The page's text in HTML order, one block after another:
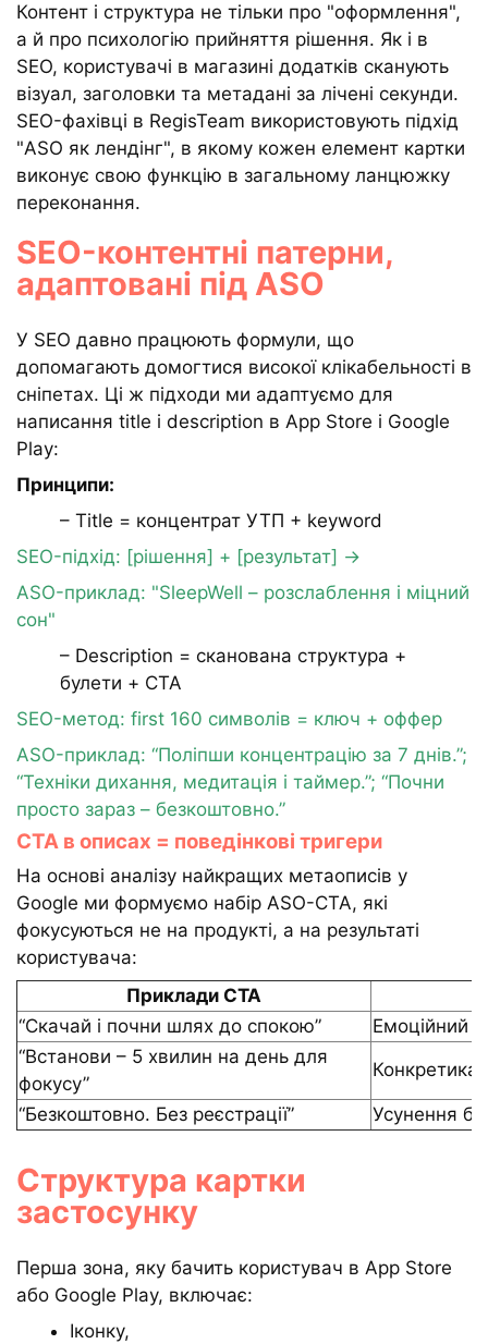
Контент і структура не тільки про "оформлення",
а й про психологію прийняття рішення. Як і в
SEO, користувачі в магазині додатків сканують
візуал, заголовки та метадані за лічені секунди.
SEO-фахівці в RegisTeam використовують підхід
"ASO як лендінг", в якому кожен елемент картки
виконує свою функцію в загальному ланцюжку
переконання.
SEO-контентні патерни,
адаптовані під ASO
У SEO давно працюють формули, що
допомагають домогтися високої клікабельності в
сніпетах. Ці ж підходи ми адаптуємо для
написання title і description в App Store і Google
Play:
Принципи:
– Title = концентрат УТП + keyword
SEO-підхід: [рішення] + [результат] →
ASO-приклад: "SleepWell – розслаблення і міцний
сон"
– Description = сканована структура +
булети + CTA
SEO-метод: first 160 символів = ключ + оффер
ASO-приклад: “Поліпши концентрацію за 7 днів.”;
“Техніки дихання, медитація і таймер.”; “Почни
просто зараз – безкоштовно.”
CTA в описах = поведінкові тригери
На основі аналізу найкращих метаописів у
Google ми формуємо набір ASO-CTA, які
фокусуються не на продукті, а на результаті
користувача:
Приклади CTA
“Скачай і почни шлях до спокою”
Емоційний
“Встанови – 5 хвилин на день для
фокусу”
Конкретика
“Безкоштовно. Без реєстрації” Усунення
Структура картки
застосунку
Перша зона, яку бачить користувач в App Store
або Google Play, включає:
Іконку,